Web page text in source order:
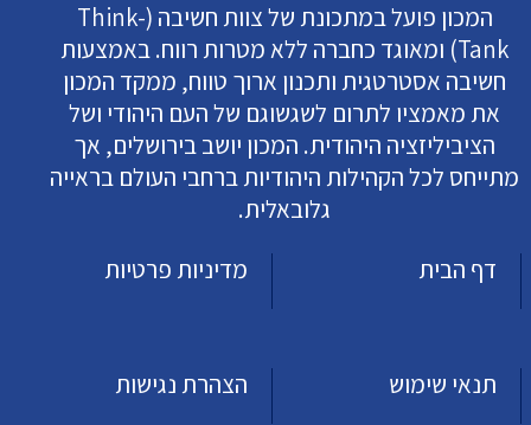
המכון פועל במתכונת של צוות חשיבה (Think-
Tank) ומאוגד כחברה ללא מטרות רווח. באמצעות
חשיבה אסטרטגית ותכנון ארוך טווח, ממקד המכון
את מאמציו לתרום לשגשוגם של העם היהודי ושל
הציביליזציה היהודית. המכון יושב בירושלים, אך
מתייחס לכל הקהילות היהודיות ברחבי העולם בראייה
גלובאלית.
דף הבית
מדיניות פרטיות
תנאי שימוש הצהרת נגישות